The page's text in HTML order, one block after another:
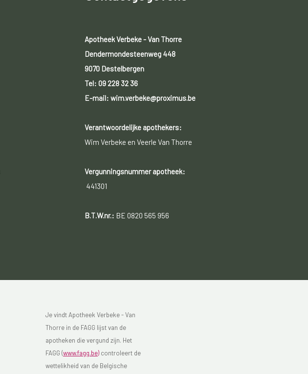
Apotheek Verbeke - Van Thorre
Dendermondesteenweg 448
9070 Destelbergen
Tel: 09 228 32 36
E-mail: wim.verbeke@proximus.be
Verantwoordelijke apothekers:
Wim Verbeke en Veerle Van Thorre
Vergunningsnummer apotheek:
441301
B.T.W.nr.: BE 0820 565 956
Je vindt Apotheek Verbeke - Van
Thorre in de FAGG lijst van de
apotheken die vergund zijn. Het
FAGG (www.fagg.be)controleert de
wettelikheid van de Belgische